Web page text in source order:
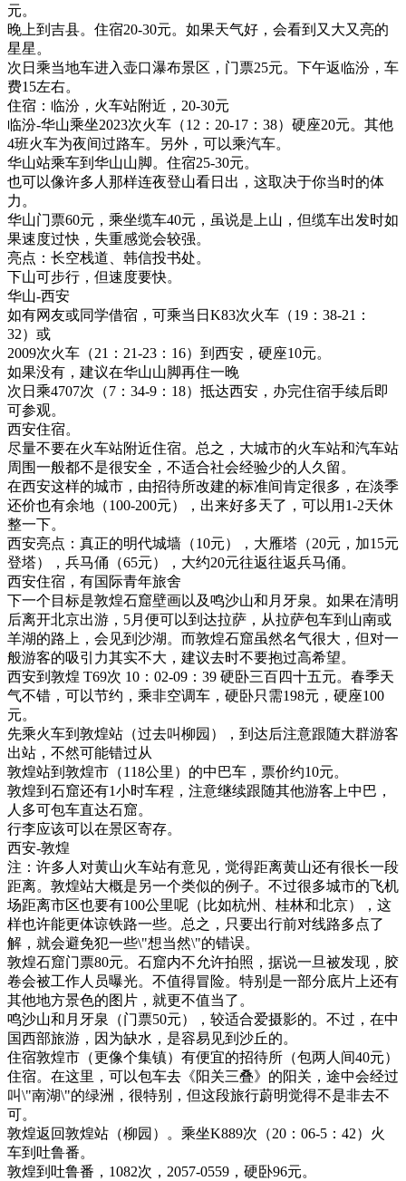
元。
晚上到吉县。住宿20-30元。如果天气好，会看到又大又亮的
星星。
次日乘当地车进入壶口瀑布景区，门票25元。下午返临汾，车
费15左右。
住宿：临汾，火车站附近，20-30元
临汾-华山乘坐2023次火车（12：20-17：38）硬座20元。其他
4班火车为夜间过路车。另外，可以乘汽车。
华山站乘车到华山山脚。住宿25-30元。
也可以像许多人那样连夜登山看日出，这取决于你当时的体
力。
华山门票60元，乘坐缆车40元，虽说是上山，但缆车出发时如
果速度过快，失重感觉会较强。
亮点：长空栈道、韩信投书处。
下山可步行，但速度要快。
华山-西安
如有网友或同学借宿，可乘当日K83次火车（19：38-21：
32）或
2009次火车（21：21-23：16）到西安，硬座10元。
如果没有，建议在华山山脚再住一晚
次日乘4707次（7：34-9：18）抵达西安，办完住宿手续后即
可参观。
西安住宿。
尽量不要在火车站附近住宿。总之，大城市的火车站和汽车站
周围一般都不是很安全，不适合社会经验少的人久留。
在西安这样的城市，由招待所改建的标准间肯定很多，在淡季
还价也有余地（100-200元），出来好多天了，可以用1-2天休
整一下。
西安亮点：真正的明代城墙（10元），大雁塔（20元，加15元
登塔），兵马俑（65元），大约20元往返往返兵马俑。
西安住宿，有国际青年旅舍
下一个目标是敦煌石窟壁画以及鸣沙山和月牙泉。如果在清明
后离开北京出游，5月便可以到达拉萨，从拉萨包车到山南或
羊湖的路上，会见到沙湖。而敦煌石窟虽然名气很大，但对一
般游客的吸引力其实不大，建议去时不要抱过高希望。
西安到敦煌 T69次 10：02-09：39 硬卧三百四十五元。春季天
气不错，可以节约，乘非空调车，硬卧只需198元，硬座100
元。
先乘火车到敦煌站（过去叫柳园），到达后注意跟随大群游客
出站，不然可能错过从
敦煌站到敦煌市（118公里）的中巴车，票价约10元。
敦煌到石窟还有1小时车程，注意继续跟随其他游客上中巴，
人多可包车直达石窟。
行李应该可以在景区寄存。
西安-敦煌
注：许多人对黄山火车站有意见，觉得距离黄山还有很长一段
距离。敦煌站大概是另一个类似的例子。不过很多城市的飞机
场距离市区也要有100公里呢（比如杭州、桂林和北京），这
样也许能更体谅铁路一些。总之，只要出行前对线路多点了
解，就会避免犯一些\"想当然\"的错误。
敦煌石窟门票80元。石窟内不允许拍照，据说一旦被发现，胶
卷会被工作人员曝光。不值得冒险。特别是一部分底片上还有
其他地方景色的图片，就更不值当了。
鸣沙山和月牙泉（门票50元），较适合爱摄影的。不过，在中
国西部旅游，因为缺水，是容易见到沙丘的。
住宿敦煌市（更像个集镇）有便宜的招待所（包两人间40元）
住宿。在这里，可以包车去《阳关三叠》的阳关，途中会经过
叫\"南湖\"的绿洲，很特别，但这段旅行蔚明觉得不是非去不
可。
敦煌返回敦煌站（柳园）。乘坐K889次（20：06-5：42）火
车到吐鲁番。
敦煌到吐鲁番，1082次，2057-0559，硬卧96元。